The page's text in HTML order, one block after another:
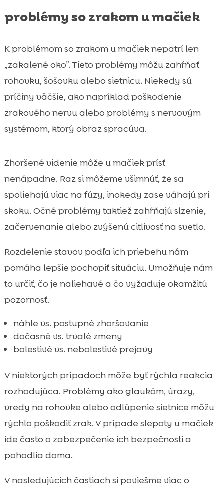
problémy so zrakom u mačiek
K problémom so zrakom u mačiek nepatrí len
„zakalené oko”. Tieto problémy môžu zahŕňať
rohovku, šošovku alebo sietnicu. Niekedy sú
príčiny väčšie, ako napríklad poškodenie
zrakového nervu alebo problémy s nervovým
systémom, ktorý obraz spracúva.
Zhoršené videnie môže u mačiek prísť
nenápadne. Raz si môžeme všimnúť, že sa
spoliehajú viac na fúzy, inokedy zase váhajú pri
skoku. Očné problémy taktiež zahŕňajú slzenie,
začervenanie alebo zvýšenú citlivosť na svetlo.
Rozdelenie stavov podľa ich priebehu nám
pomáha lepšie pochopiť situáciu. Umožňuje nám
to určiť, čo je naliehavé a čo vyžaduje okamžitú
pozornosť.
náhle vs. postupné zhoršovanie
dočasné vs. trvalé zmeny
bolestivé vs. nebolestivé prejavy
V niektorých prípadoch môže byť rýchla reakcia
rozhodujúca. Problémy ako glaukóm, úrazy,
vredy na rohovke alebo odlúpenie sietnice môžu
rýchlo poškodiť zrak. V prípade slepoty u mačiek
ide často o zabezpečenie ich bezpečnosti a
pohodlia doma.
V nasledujúcich častiach si poviešme viac o